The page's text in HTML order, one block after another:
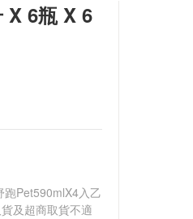
X 6瓶 X 6
Pet590mlX4入乙
及超商取貨不適